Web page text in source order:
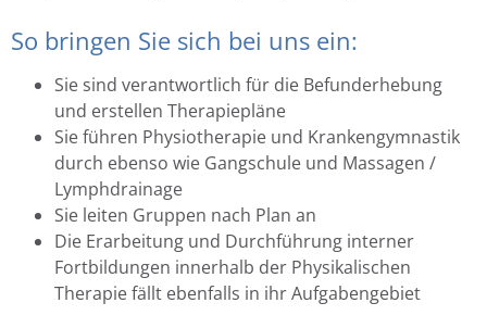
So bringen Sie sich bei uns ein:
Sie sind verantwortlich für die Befunderhebung
und erstellen Therapiepläne
Sie führen Physiotherapie und Krankengymnastik
durch ebenso wie Gangschule und Massagen /
Lymphdrainage
Sie leiten Gruppen nach Plan an
Die Erarbeitung und Durchführung interner
Fortbildungen innerhalb der Physikalischen
Therapie fällt ebenfalls in ihr Aufgabengebiet